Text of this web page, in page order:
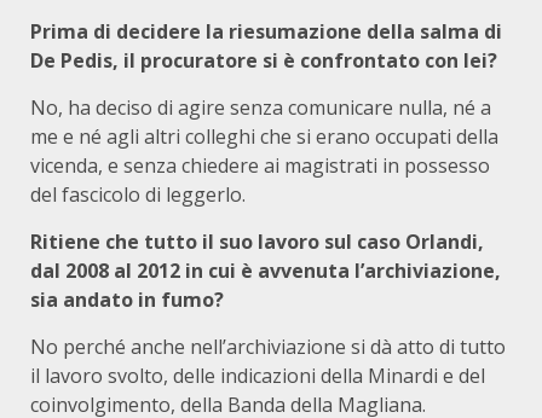
Prima di decidere la riesumazione della salma di
De Pedis, il procuratore si è confrontato con lei?
No, ha deciso di agire senza comunicare nulla, né a
me e né agli altri colleghi che si erano occupati della
vicenda, e senza chiedere ai magistrati in possesso
del fascicolo di leggerlo.
Ritiene che tutto il suo lavoro sul caso Orlandi,
dal 2008 al 2012 in cui è avvenuta l’archiviazione,
sia andato in fumo?
No perché anche nell’archiviazione si dà atto di tutto
il lavoro svolto, delle indicazioni della Minardi e del
coinvolgimento, della Banda della Magliana.